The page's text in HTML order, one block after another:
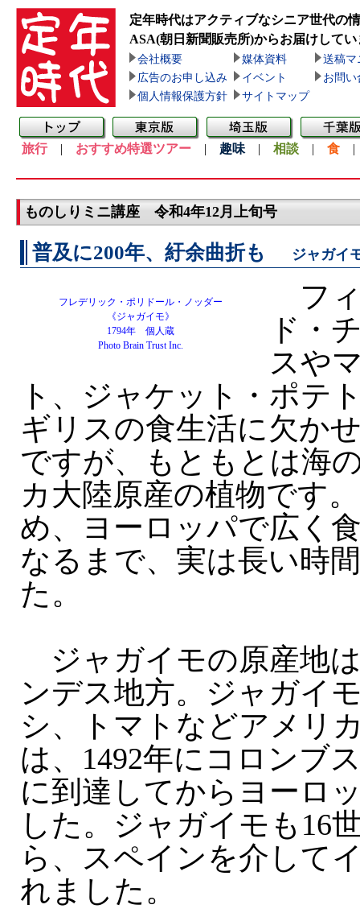
定年時代はアクティブなシニア世代の
ASA(朝日新聞販売所)からお届けしてい
会社概要 媒体資料
送稿マ
広告のお申し込み
イベント
お問い
個人情報保護方針
サイトマップ
旅行| おすすめ特選ツアー | 趣味 | 相談 | 食
ものしりミニ講座 令和4年12月上旬号
普及に200年、紆余曲折も ジャガイ
フレデリック・ポリドール・ノッダー
《ジャガイモ》
1794年 個人蔵
Photo Brain Trust Inc.
フィ
ド・
スや
ト、ジャケット・ポテ
ギリスの食生活に欠か
ですが、もともとは海
カ大陸原産の植物です
め、ヨーロッパで広く
なるまで、実は長い時
た。
ジャガイモの原産地
ンデス地方。ジャガイ
シ、トマトなどアメリ
は、1492年にコロンブ
に到達してからヨーロ
した。ジャガイモも16
ら、スペインを介して
れました。